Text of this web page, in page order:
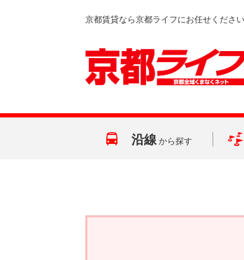
京都賃貸なら京都ライフにお任せくださ
沿線 から探す